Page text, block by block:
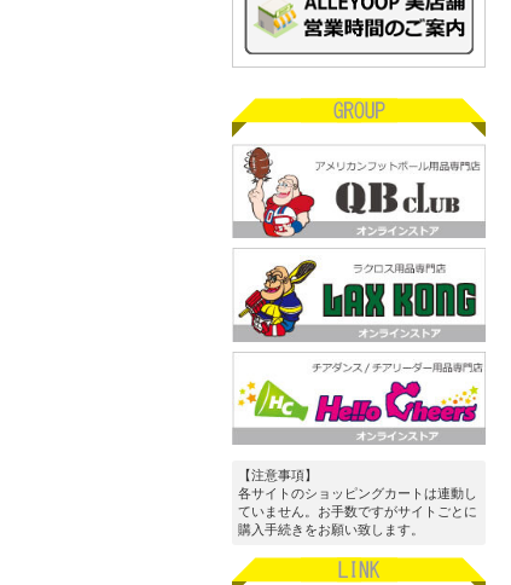
【注意事項】
各サイトのショッピングカートは連動し
ていません。お手数ですがサイトごとに
購入手続きをお願い致します。